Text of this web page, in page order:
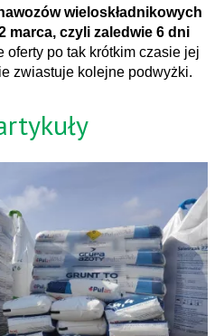
wieloskładnikowych
marca, czyli zaledwie 6 dni
po tak krótkim czasie jej
zwiastuje kolejne podwyżki.